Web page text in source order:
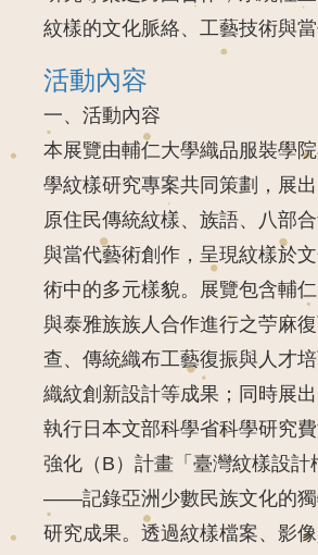
紋樣的文化脈絡、工藝技術與
活動內容
一、活動內容
本展覽由輔仁大學織品服裝學
學紋樣研究專案共同策劃，展
原住民傳統紋樣、族語、八部
與當代藝術創作，呈現紋樣於
術中的多元樣貌。展覽包含輔
與泰雅族族人合作進行之苧麻
查、傳統織布工藝復振與人才
織紋創新設計等成果；同時展
執行日本文部科學省科學研究
強化（B）計畫「臺灣紋樣設計
——記錄亞洲少數民族文化的
研究成果。透過紋樣檔案、影